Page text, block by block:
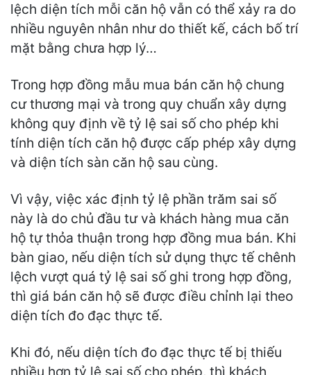
lệch diện tích mỗi căn hộ vẫn có thể xảy ra do
nhiều nguyên nhân như do thiết kế, cách bố trí
mặt bằng chưa hợp lý…
Trong hợp đồng mẫu mua bán căn hộ chung
cư thương mại và trong quy chuẩn xây dựng
không quy định về tỷ lệ sai số cho phép khi
tính diện tích căn hộ được cấp phép xây dựng
và diện tích sàn căn hộ sau cùng.
Vì vậy, việc xác định tỷ lệ phần trăm sai số
này là do chủ đầu tư và khách hàng mua căn
hộ tự thỏa thuận trong hợp đồng mua bán. Khi
bàn giao, nếu diện tích sử dụng thực tế chênh
lệch vượt quá tỷ lệ sai số ghi trong hợp đồng,
thì giá bán căn hộ sẽ được điều chỉnh lại theo
diện tích đo đạc thực tế.
Khi đó, nếu diện tích đo đạc thực tế bị thiếu